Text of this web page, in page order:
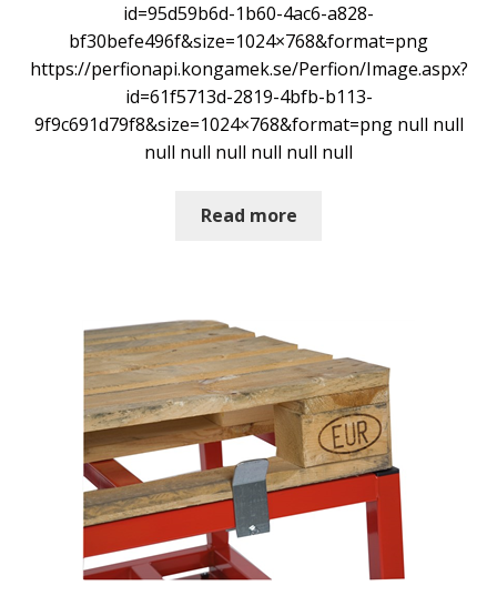
id=95d59b6d-1b60-4ac6-a828-
bf30befe496f&size=1024×768&format=png
https://perfionapi.kongamek.se/Perfion/Image.aspx?
id=61f5713d-2819-4bfb-b113-
9f9c691d79f8&size=1024×768&format=png null null
null null null null null null
Read more